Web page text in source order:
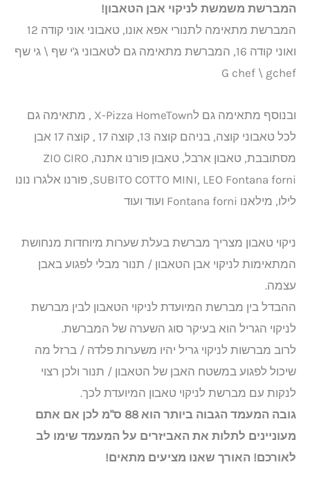
המברשת משמשת לניקוי אבן הטאבון!
המברשת מתאימה לתנורי אפא אונו, טאבוני אוני קודה 12
ואוני קודה 16, המברשת מתאימה גם לטאבוני ג'י שף \ גי שף
G chef \ gchef
ובנוסף מתאימה גם לX-Pizza HomeTown , מתאימה גם
לכל טאבוני קוצה, בניהם קוצה 13, קוצה 17 , קוצה 17 אבן
מסתובבת, טאבון ארבל, טאבון פורנו אתנה, ZIO CIRO
SUBITO COTTO MINI, LEO Fontana forni, פורנו אלגרו נונו
לילו, מילאנו Fontana forni ועוד ועוד
ניקוי טאבון מצריך מברשת בעלת שערות מיוחדות מנחושת
המתאימות לניקוי אבן הטאבון / תנור מבלי לפגוע באבן
עצמה.
ההבדל בין מברשת המיועדת לניקוי הטאבון לבין מברשת
לניקוי הגריל הוא בעיקר סוג השערה של המברשת.
לרוב מברשות לניקוי גריל יהיו משערות פלדה / ברזל מה
שיכול לפגוע במשטח האבן של הטאבון / תנור ולכן רצוי
לנקות עם מברשת לניקוי טאבון המיועדת לכך.
גובה המעמד הגבוה ביותר הוא 88 ס"מ לכן אם אתם
מעוניינים לתלות את האביזרים על המעמד שימו לב
לאורכם! האורך שאנו מציעים מתאים!